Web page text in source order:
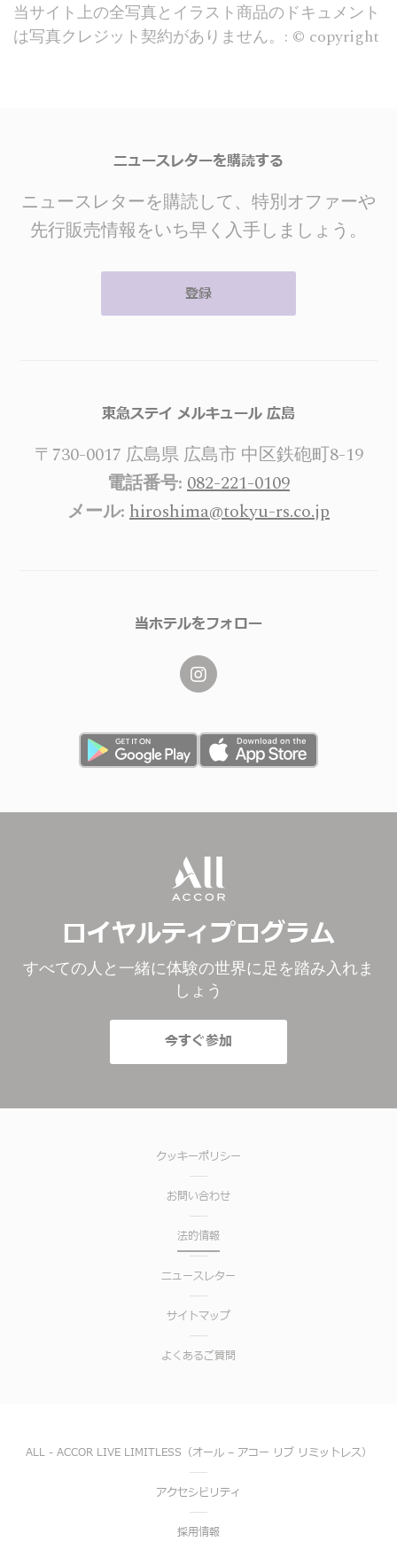
当サイト上の全写真とイラスト商品のドキュメント
は写真クレジット契約がありません。: © copyright
クッキーポリシー
お問い合わせ
法的情報
ニュースレター
サイトマップ
よくあるご質問
ニュースレターを購読する
ニュースレターを購読して、特別オファーや
先行販売情報をいち早く入手しましょう。
東急ステイ メルキュール 広島
〒730-0017 広島県 広島市 中区鉄砲町8-19
電話番号: 082-221-0109
メール: hiroshima@tokyu-rs.co.jp
当ホテルをフォロー
ロイヤルティプログラム
すべての人と一緒に体験の世界に足を踏み入れま
しょう
今すぐ参加
ALL - ACCOR LIVE LIMITLESS（オール – アコー リブ リミットレス）
アクセシビリティ
採用情報